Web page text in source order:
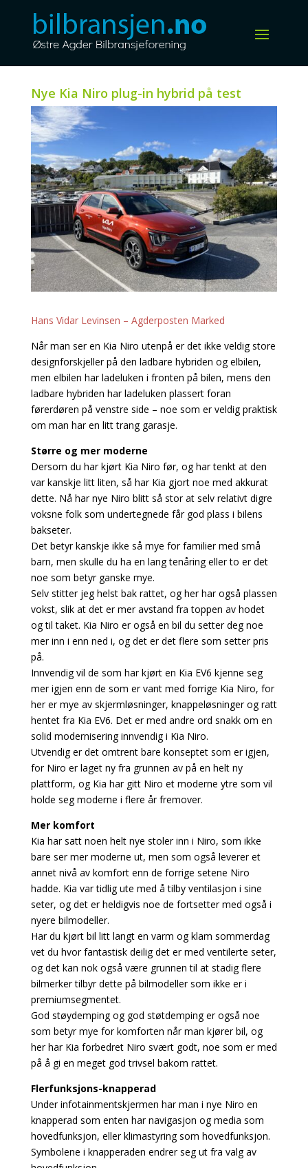
Nye Kia Niro plug-in hybrid på test
Hans Vidar Levinsen – Agderposten Marked
Når man ser en Kia Niro utenpå er det ikke veldig store
designforskjeller på den ladbare hybriden og elbilen,
men elbilen har ladeluken i fronten på bilen, mens den
ladbare hybriden har ladeluken plassert foran
førerdøren på venstre side – noe som er veldig praktisk
om man har en litt trang garasje.
Større og mer moderne
Dersom du har kjørt Kia Niro før, og har tenkt at den
var kanskje litt liten, så har Kia gjort noe med akkurat
dette. Nå har nye Niro blitt så stor at selv relativt digre
voksne folk som undertegnede får god plass i bilens
bakseter.
Det betyr kanskje ikke så mye for familier med små
barn, men skulle du ha en lang tenåring eller to er det
noe som betyr ganske mye.
Selv stitter jeg helst bak rattet, og her har også plassen
vokst, slik at det er mer avstand fra toppen av hodet
og til taket. Kia Niro er også en bil du setter deg noe
mer inn i enn ned i, og det er det flere som setter pris
på.
Innvendig vil de som har kjørt en Kia EV6 kjenne seg
mer igjen enn de som er vant med forrige Kia Niro, for
her er mye av skjermløsninger, knappeløsninger og ratt
hentet fra Kia EV6. Det er med andre ord snakk om en
solid modernisering innvendig i Kia Niro.
Utvendig er det omtrent bare konseptet som er igjen,
for Niro er laget ny fra grunnen av på en helt ny
plattform, og Kia har gitt Niro et moderne ytre som vil
holde seg moderne i flere år fremover.
Mer komfort
Kia har satt noen helt nye stoler inn i Niro, som ikke
bare ser mer moderne ut, men som også leverer et
annet nivå av komfort enn de forrige setene Niro
hadde. Kia var tidlig ute med å tilby ventilasjon i sine
seter, og det er heldigvis noe de fortsetter med også i
nyere bilmodeller.
Har du kjørt bil litt langt en varm og klam sommerdag
vet du hvor fantastisk deilig det er med ventilerte seter,
og det kan nok også være grunnen til at stadig flere
bilmerker tilbyr dette på bilmodeller som ikke er i
premiumsegmentet.
God støydemping og god støtdemping er også noe
som betyr mye for komforten når man kjører bil, og
her har Kia forbedret Niro svært godt, noe som er med
på å gi en meget god trivsel bakom rattet.
Flerfunksjons-knapperad
Under infotainmentskjermen har man i nye Niro en
knapperad som enten har navigasjon og media som
hovedfunksjon, eller klimastyring som hovedfunksjon.
Symbolene i knapperaden endrer seg ut fra valg av